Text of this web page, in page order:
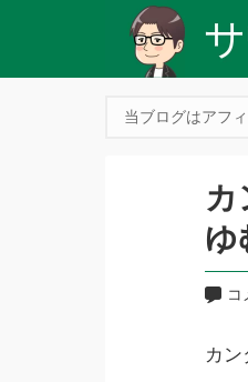
当ブログはアフ
カ
ゆ
コ
カ